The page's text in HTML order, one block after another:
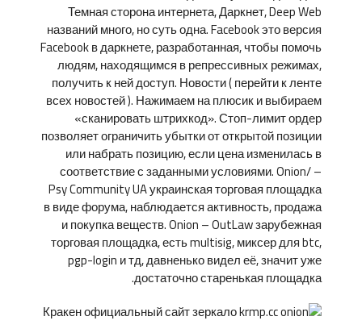
Темная сторона интернета, Даркнет, Deep Web
названий много, но суть одна. Facebook это версия
Facebook в даркнете, разработанная, чтобы помочь
людям, находящимся в репрессивных режимах,
получить к ней доступ. Новости ( перейти к ленте
всех новостей ). Нажимаем на плюсик и выбираем
«сканировать штрихкод». Стоп-лимит ордер
позволяет ограничить убытки от открытой позиции
или набрать позицию, если цена изменилась в
соответствие с заданными условиями. Onion/ –
Psy Community UA украинская торговая площадка
в виде форума, наблюдается активность, продажа
и покупка веществ. Onion – OutLaw зарубежная
торговая площадка, есть multisig, миксер для btc,
pgp-login и тд, давненько видел её, значит уже
достаточно старенькая площадка.